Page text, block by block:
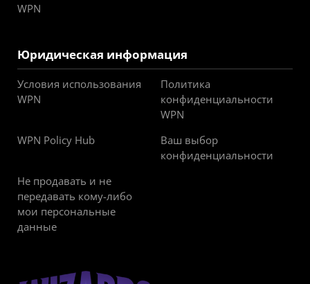
WPN
Юридическая информация
Условия использования
WPN
Политика
конфиденциальности
WPN
WPN Policy Hub
Ваш выбор
конфиденциальности
Не продавать и не
передавать кому-либо
мои персональные
данные